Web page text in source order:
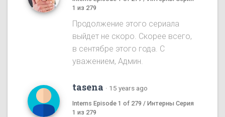
1 из 279
Продолжение этого сериала
выйдет не скоро. Скорее всего,
в сентябре этого года. С
уважением, Админ.
tasena · 15 years ago
Interns Episode 1 of 279 / Интерны Серия
1 из 279